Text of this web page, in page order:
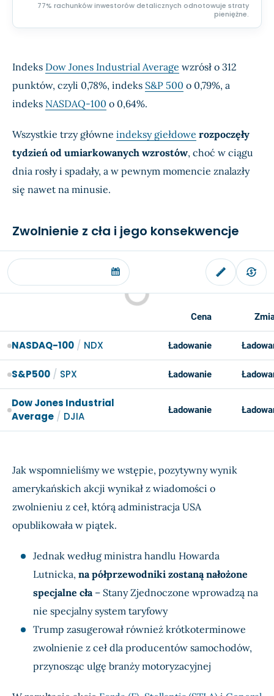
77% rachunków inwestorów detalicznych odnotowuje straty
pieniężne.
Indeks Dow Jones Industrial Average wzrósł o 312
punktów, czyli 0,78%, indeks S&P 500 o 0,79%, a
indeks NASDAQ-100 o 0,64%.
Wszystkie trzy główne indeksy giełdowe rozpoczęły
tydzień od umiarkowanych wzrostów, choć w ciągu
dnia rosły i spadały, a w pewnym momencie znalazły
się nawet na minusie.
Zwolnienie z cła i jego konsekwencje
Cena
NASDAQ-100 / NDX Ładowanie
S&P500 / SPX Ładowanie
Dow Jones Industrial
Average / DJIA Ładowanie
Jak wspomnieliśmy we wstępie, pozytywny wynik
amerykańskich akcji wynikał z wiadomości o
zwolnieniu z ceł, którą administracja USA
opublikowała w piątek.
Jednak według ministra handlu Howarda
Lutnicka, na półprzewodniki zostaną nałożone
specjalne cła– Stany Zjednoczone wprowadzą na
nie specjalny system taryfowy
Trump zasugerował również krótkoterminowe
zwolnienie z ceł dla producentów samochodów,
przynosząc ulgę branży motoryzacyjnej